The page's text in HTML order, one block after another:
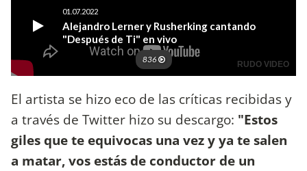
El artista se hizo eco de las críticas recibidas y
a través de Twitter hizo su descargo: "Estos
giles que te equivocas una vez y ya te salen
a matar, vos estás de conductor de un